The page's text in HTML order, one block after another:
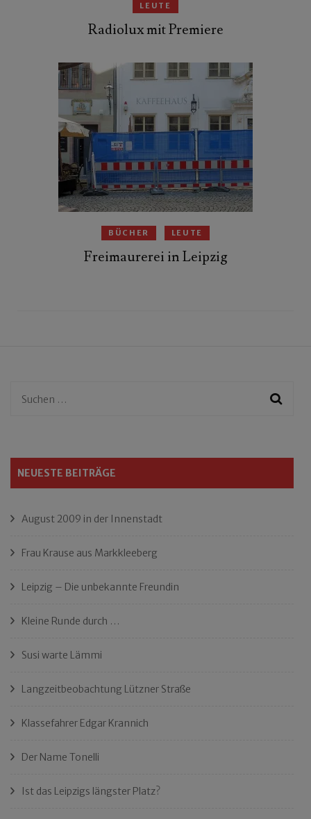
LEUTE
Radiolux mit Premiere
BÜCHER LEUTE
Freimaurerei in Leipzig
Suchen
NEUESTE BEITRÄGE
August 2009 in der Innenstadt
Frau Krause aus Markkleeberg
Leipzig – Die unbekannte Freundin
Kleine Runde durch …
Susi warte Lämmi
Langzeitbeobachtung Lützner Straße
Klassefahrer Edgar Krannich
Der Name Tonelli
Ist das Leipzigs längster Platz?